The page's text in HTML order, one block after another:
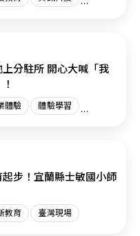
分駐所 開心大喊「我
體驗 體驗學習
步！宜蘭縣士敏國小師
教育 臺灣現場